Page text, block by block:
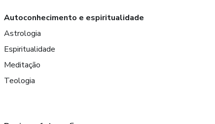
Autoconhecimento e espiritualidade
Astrologia
Espiritualidade
Meditação
Teologia